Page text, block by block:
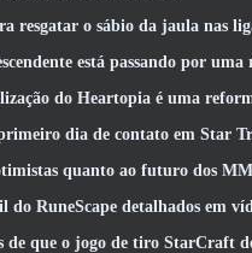
sábio da jaula nas ligas VI do RuneScape da velha escola:
está passando por uma revisão de acordo com
Heartopia é uma reforma no estilo Alice no país
contato em Star Trek online e ganhe uma nova versão do Nobel
quanto ao futuro dos
RuneScape detalhados em vídeo de
o jogo de tiro StarCraft de mundo aberto pode ser